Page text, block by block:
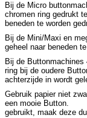
Bij de Micro
chromen ring gedrukt
beneden te worden
Bij de Mini/Maxi en
geheel naar beneden
Bij de
ring bij de oudere
achterzijde in wordt
Gebruik papier niet
een mooie
gebruikt, maak deze